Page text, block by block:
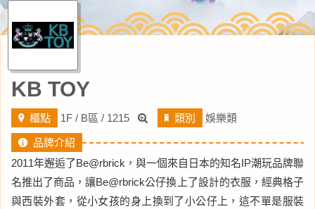
KB TOY
櫃點 1F / B區 / 1215 類別 娛樂類
品牌介紹
2011年邂逅了Be@rbrick，與一個來自日本的知名IP潮玩品牌聯
名推出了商品，讓Be@rbrick公仔換上了設計的衣服，經典格子
與西裝外套，從小女孩的身上換到了小公仔上，這不單是服裝